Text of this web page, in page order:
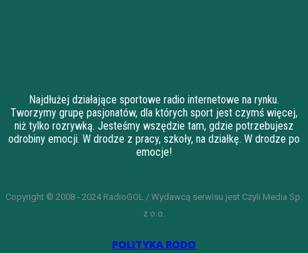
Najdłużej działające sportowe radio internetowe na rynku.
Tworzymy grupę pasjonatów, dla których sport jest czymś więcej,
niż tylko rozrywką. Jesteśmy wszędzie tam, gdzie potrzebujesz
odrobiny emocji. W drodze z pracy, szkoły, na działkę. W drodze po
emocje!
Copyright © 2008 - 2024 RadioGOL / Wydawcą serwisu jest Czyli Media Sp.
z o.o.
POLITYKA RODO